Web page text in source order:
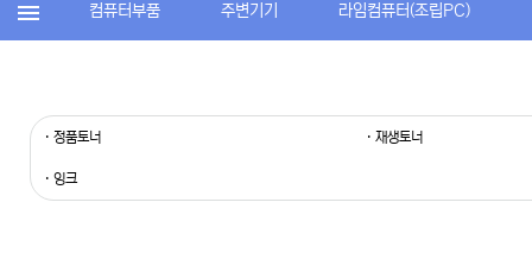
컴퓨터부품 주변기기 라임컴퓨터(조립PC)
· 정품토너 · 재생토너
· 잉크